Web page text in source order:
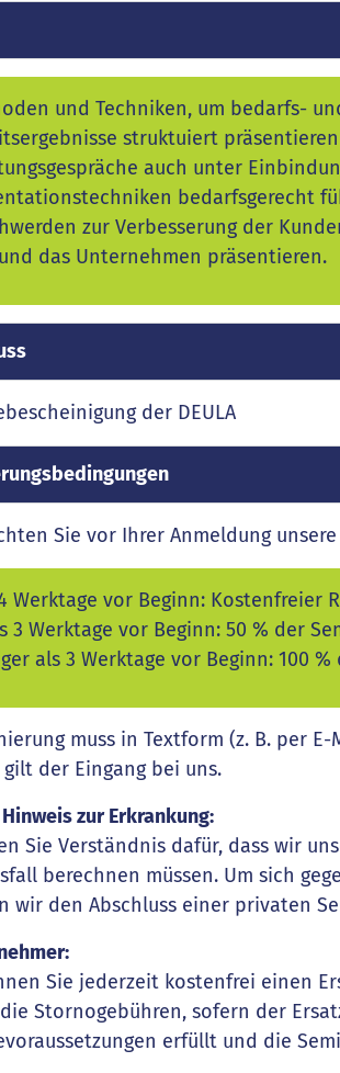
und Techniken, um bedarfs-
struktuiert
auch unter
bedarfsgerecht
zur Verbesserung der
das Unternehmen präsentieren.
der DEULA
Sie vor Ihrer Anmeldung
Werktage vor Beginn: Kostenfreier
3 Werktage vor Beginn: 50 % der
als 3 Werktage vor Beginn: 100
muss in Textform (z. B. per
der Eingang bei uns.
zur Erkrankung:
Sie Verständnis dafür, dass wir
berechnen müssen. Um sich
wir den Abschluss einer privaten
Sie jederzeit kostenfrei einen
Stornogebühren, sofern der
erfüllt und die